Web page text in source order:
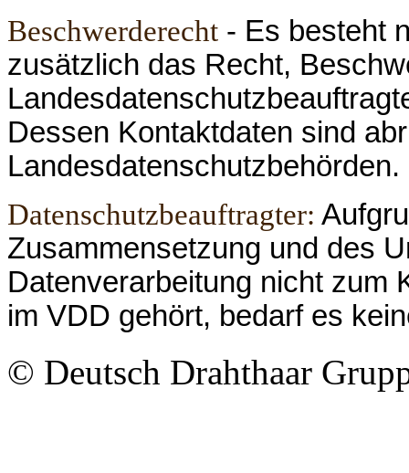
Beschwerderecht - Es besteht
zusätzlich das Recht,
Dessen Kontaktdaten sind
Landesdatenschutzbehörden.
Datenschutzbeauftragter:
Zusammensetzung und des
Datenverarbeitung nicht zum
im VDD gehört, bedarf es
© Deutsch Drahthaar